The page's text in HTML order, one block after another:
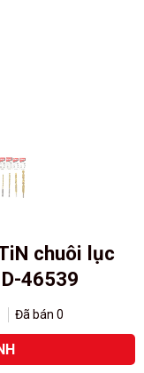
chuôi lục
46539
Đã bán 0